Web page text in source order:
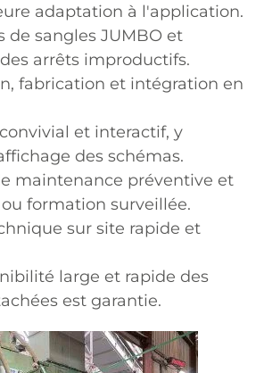
adaptation à l'application.
de sangles JUMBO et
arrêts improductifs.
fabrication et intégration en
et interactif, y
des schémas.
maintenance préventive et
formation surveillée.
sur site rapide et
large et rapide des
est garantie.